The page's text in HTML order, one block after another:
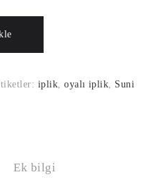
iplik,oyalı iplik, Suni
Ek bilgi